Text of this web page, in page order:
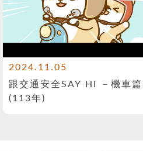
2024.11.05
跟交通安全SAY HI －機車篇
(113年)